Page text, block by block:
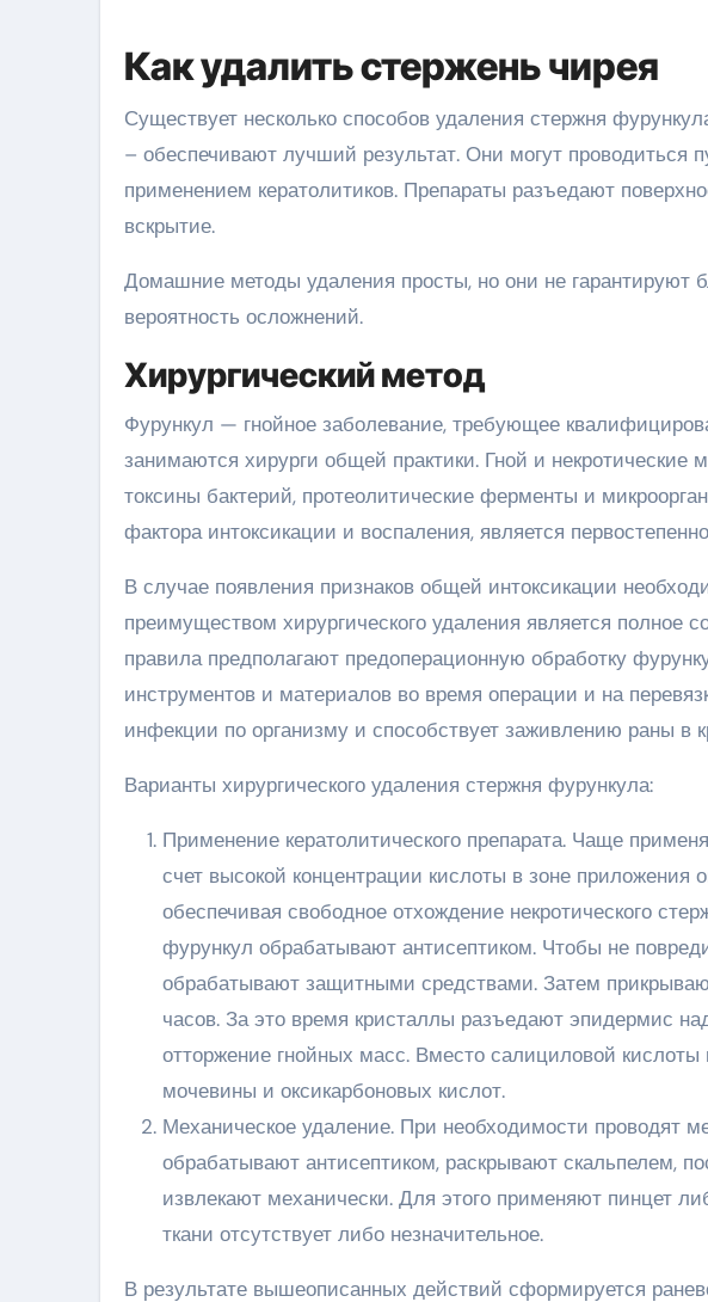
Как удалить стержень чирея
Существует несколько способов удаления стержня
– обеспечивают лучший результат. Они могут проводиться
применением кератолитиков. Препараты разъедают
вскрытие.
Домашние методы удаления просты, но они не гарантируют
вероятность осложнений.
Хирургический метод
Фурункул — гнойное заболевание, требующее
занимаются хирурги общей практики. Гной и некротические
токсины бактерий, протеолитические ферменты и
фактора интоксикации и воспаления, является
В случае появления признаков общей интоксикации
преимуществом хирургического удаления является полное
правила предполагают предоперационную обработку
инструментов и материалов во время операции и на
инфекции по организму и способствует заживлению раны в
Варианты хирургического удаления стержня фурункула:
Применение кератолитического препарата. Чаще
счет высокой концентрации кислоты в зоне приложения
обеспечивая свободное отхождение некротического
фурункул обрабатывают антисептиком. Чтобы не
обрабатывают защитными средствами. Затем
часов. За это время кристаллы разъедают эпидермис
отторжение гнойных масс. Вместо салициловой
мочевины и оксикарбоновых кислот.
Механическое удаление. При необходимости проводят
обрабатывают антисептиком, раскрывают скальпелем,
извлекают механически. Для этого применяют пинцет
ткани отсутствует либо незначительное.
В результате вышеописанных действий сформируется